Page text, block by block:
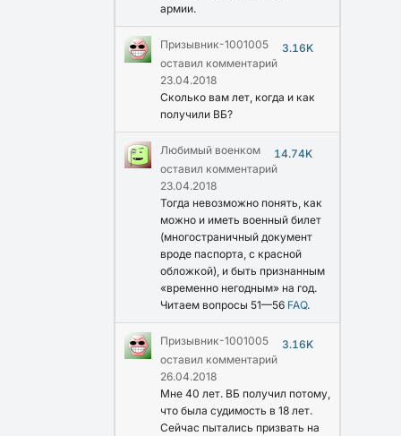
армии.
Призывник-1001005
3.16K
оставил комментарий
23.04.2018
Сколько вам лет, когда и как
получили ВБ?
Любимый военком
14.74K
оставил комментарий
23.04.2018
Тогда невозможно понять, как
можно и иметь военный билет
(многостраничный документ
вроде паспорта, с красной
обложкой), и быть признанным
«временно негодным» на год.
Читаем вопросы 51—56 FAQ.
Призывник-1001005
3.16K
оставил комментарий
26.04.2018
Мне 40 лет. ВБ получил потому,
что была судимость в 18 лет.
Сейчас пытались призвать на